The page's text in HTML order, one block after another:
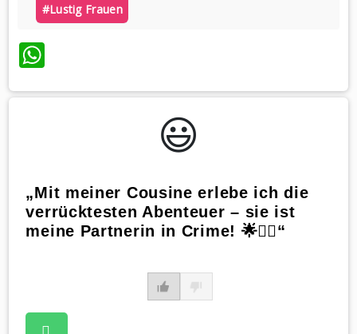
#lustig Frauen
WhatsApp
😃️
„Mit meiner Cousine erlebe ich die
verrücktesten Abenteuer – sie ist
meine Partnerin in Crime! 🌟🕵️‍♀️“